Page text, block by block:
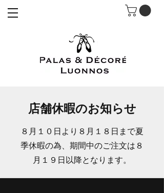
店舗休暇のお知らせ
​８月１０日より８月１８日まで夏
季休暇の為、期間中のご注文は８
月１９日以降となります。